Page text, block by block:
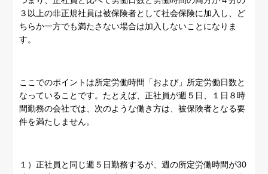
３以上の非正規社員は被保険者として社会保険に加入し、ど
ちらか一方でも満たさない場合は加入しないことになりま
す。
ここでのポイントは所定労働時間「および」所定労働日数と
なっていることです。たとえば、正社員が週５日、１日８時
間勤務の会社では、次のような働き方は、被保険者となる要
件を満たしません。
１）正社員と同じ週５日勤務するが、週の所定労働時間が30